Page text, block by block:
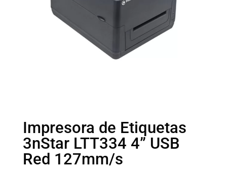
Impresora de Etiquetas
3nStar LTT334 4” USB
Red 127mm/s